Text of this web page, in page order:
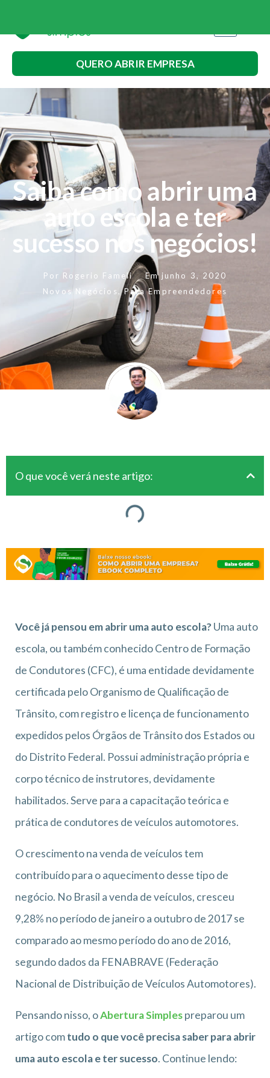
QUERO ABRIR EMPRESA
Saiba como abrir uma
auto escola e ter
sucesso nos negócios!
Por Rogerio Fameli Em junho 3, 2020
Novos Negócios ,Para Empreendedores
O que você verá neste artigo:
Você já pensou em abrir uma auto escola?Uma auto
escola, ou também conhecido Centro de Formação
de Condutores (CFC), é uma entidade devidamente
certificada pelo Organismo de Qualificação de
Trânsito, com registro e licença de funcionamento
expedidos pelos Órgãos de Trânsito dos Estados ou
do Distrito Federal. Possui administração própria e
corpo técnico de instrutores, devidamente
habilitados. Serve para a capacitação teórica e
prática de condutores de veículos automotores.
O crescimento na venda de veículos tem
contribuído para o aquecimento desse tipo de
negócio. No Brasil a venda de veículos, cresceu
9,28% no período de janeiro a outubro de 2017 se
comparado ao mesmo período do ano de 2016,
segundo dados da FENABRAVE (Federação
Nacional de Distribuição de Veículos Automotores).
Pensando nisso, oAbertura Simplespreparou um
artigo comtudo o que você precisa saber para abrir
uma auto escola e ter sucesso. Continue lendo: